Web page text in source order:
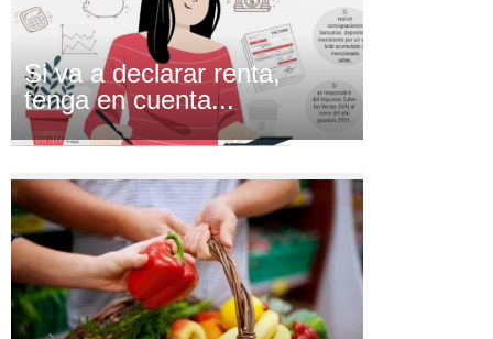
Si va a declarar renta,
tenga en cuenta...